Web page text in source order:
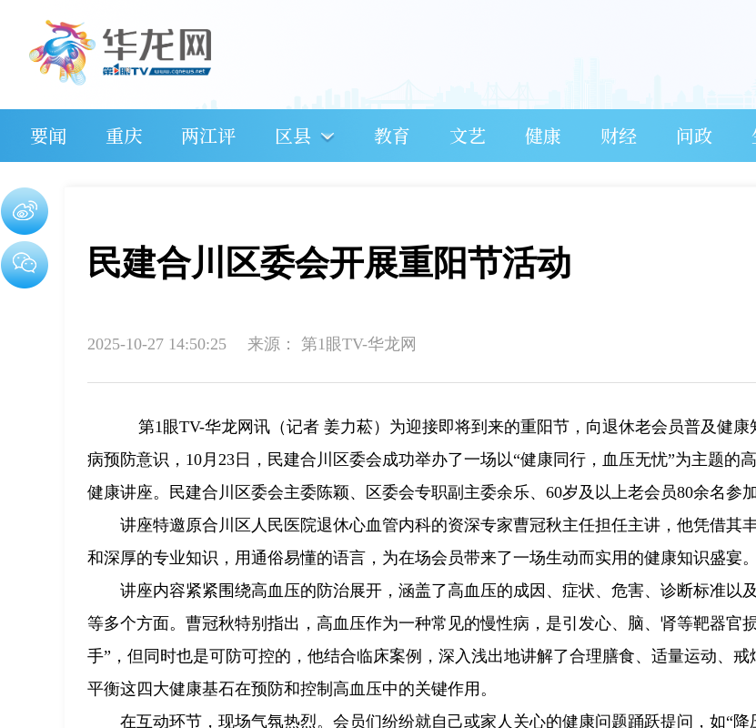
要闻 重庆 两江评 区县 教育 文艺 健康 财经 问政
民建合川区委会开展重阳节活动
2025-10-27 14:50:25 来源： 第1眼TV-华龙网
第1眼TV-华龙网讯（记者 姜力菘）为迎接即将到来的重阳节，向退休老会员普及健康
病预防意识，10月23日，民建合川区委会成功举办了一场以“健康同行，血压无忧”为主题的
健康讲座。民建合川区委会主委陈颖、区委会专职副主委余乐、60岁及以上老会员80余名参加
讲座特邀原合川区人民医院退休心血管内科的资深专家曹冠秋主任担任主讲，他凭借其
和深厚的专业知识，用通俗易懂的语言，为在场会员带来了一场生动而实用的健康知识盛宴。
讲座内容紧紧围绕高血压的防治展开，涵盖了高血压的成因、症状、危害、诊断标准以
等多个方面。曹冠秋特别指出，高血压作为一种常见的慢性病，是引发心、脑、肾等靶器官
手”，但同时也是可防可控的，他结合临床案例，深入浅出地讲解了合理膳食、适量运动、戒
平衡这四大健康基石在预防和控制高血压中的关键作用。
在互动环节，现场气氛热烈。会员们纷纷就自己或家人关心的健康问题踊跃提问，如“降